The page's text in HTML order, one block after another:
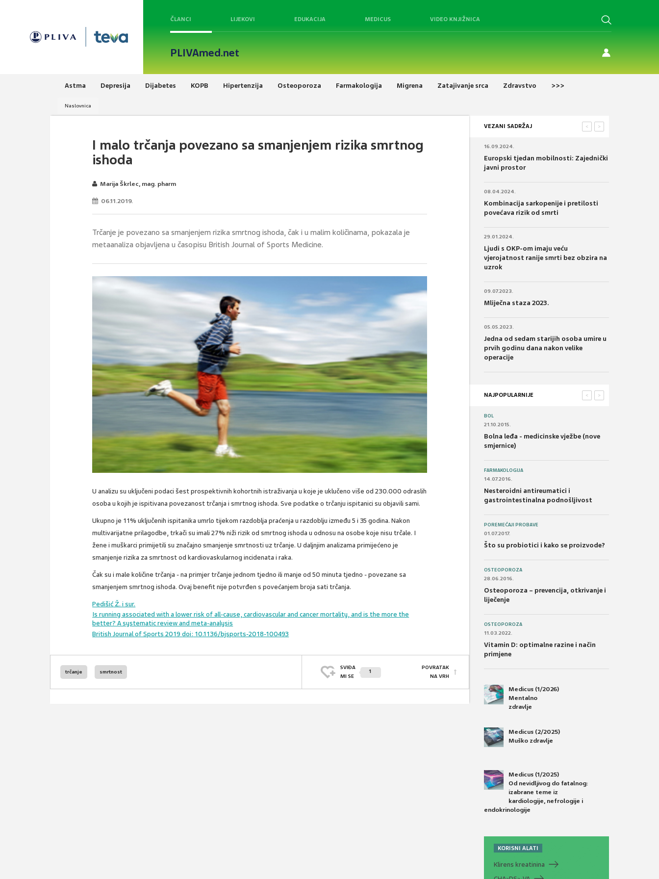
ČLANCI LIJEKOVI EDUKACIJA MEDICUS VIDEO KNJIŽNICA
PLIVAmed.net
Astma Depresija Dijabetes KOPB Hipertenzija Osteoporoza Farmakologija Migrena Zatajivanje srca Zdravstvo >>>
Naslovnica
I malo trčanja povezano sa smanjenjem rizika smrtnog
ishoda
Marija Škrlec, mag. pharm
06.11.2019.
Trčanje je povezano sa smanjenjem rizika smrtnog ishoda, čak i u malim količinama, pokazala je
metaanaliza objavljena u časopisu British Journal of Sports Medicine.
U analizu su uključeni podaci šest prospektivnih kohortnih istraživanja u koje je uklučeno više od 230.000 odraslih
osoba u kojih je ispitivana povezanost trčanja i smrtnog ishoda. Sve podatke o trčanju ispitanici su objavili sami.
Ukupno je 11% uključenih ispitanika umrlo tijekom razdoblja praćenja u razdoblju između 5 i 35 godina. Nakon
multivarijatne prilagodbe, trkači su imali 27% niži rizik od smrtnog ishoda u odnosu na osobe koje nisu trčale. I
žene i muškarci primijetili su značajno smanjenje smrtnosti uz trčanje. U daljnjim analizama primijećeno je
smanjenje rizika za smrtnost od kardiovaskularnog incidenata i raka.
Čak su i male količine trčanja - na primjer trčanje jednom tjedno ili manje od 50 minuta tjedno - povezane sa
smanjenjem smrtnog ishoda. Ovaj benefit nije potvrđen s povećanjem broja sati trčanja.
Pedišić Ž. i sur.
Is running associated with a lower risk of all-cause, cardiovascular and cancer mortality, and is the more the
better? A systematic review and meta-analysis
British Journal of Sports 2019doi: 10.1136/bjsports-2018-100493
trčanje smrtnost
SVIĐA
MI SE
1
POVRATAK
NA VRH
VEZANI SADRŽAJ >
<
16.09.2024.
Europski tjedan mobilnosti: Zajednički
javni prostor
08.04.2024.
Kombinacija sarkopenije i pretilosti
povećava rizik od smrti
29.01.2024.
Ljudi s OKP-om imaju veću
vjerojatnost ranije smrti bez obzira na
uzrok
09.07.2023.
Mliječna staza 2023.
05.05.2023.
Jedna od sedam starijih osoba umire u
prvih godinu dana nakon velike
operacije
NAJPOPULARNIJE >
<
BOL
21.10.2015.
Bolna leđa - medicinske vježbe (nove
smjernice)
FARMAKOLOGIJA
14.07.2016.
Nesteroidni antireumatici i
gastrointestinalna podnošljivost
POREMEĆAJI PROBAVE
01.07.2017.
Što su probiotici i kako se proizvode?
OSTEOPOROZA
28.06.2016.
Osteoporoza – prevencija, otkrivanje i
liječenje
OSTEOPOROZA
11.03.2022.
Vitamin D: optimalne razine i način
primjene
Medicus (1/2026)
Mentalno
zdravlje
Medicus (2/2025)
Muško zdravlje
Medicus (1/2025)
Od nevidljivog do fatalnog:
izabrane teme iz
kardiologije, nefrologije i
endokrinologije
KORISNI ALATI
Klirens kreatinina